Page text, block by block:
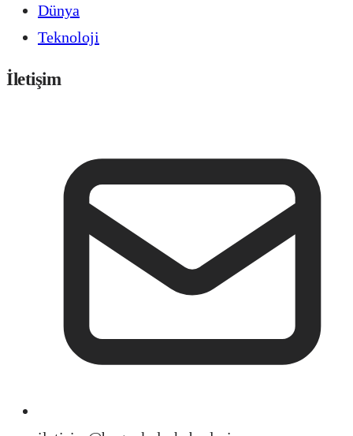
Dünya
Teknoloji
İletişim